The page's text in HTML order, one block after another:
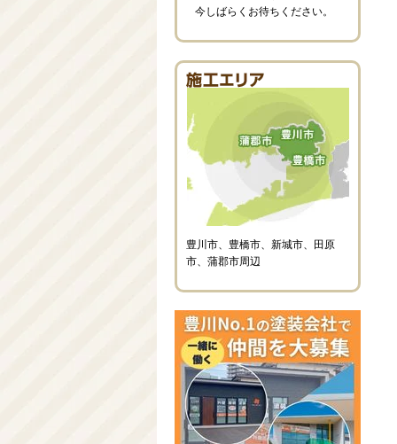
今しばらくお待ちください。
豊川市、豊橋市、新城市、田原
市、蒲郡市周辺